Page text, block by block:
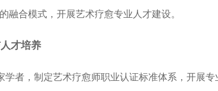
融合模式，开展艺术疗愈专业人才建设。
才培养
者，制定艺术疗愈师职业认证标准体系，开展专